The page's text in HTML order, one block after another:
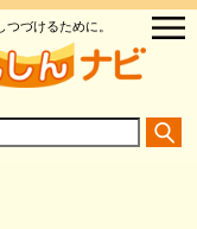
づけるために。